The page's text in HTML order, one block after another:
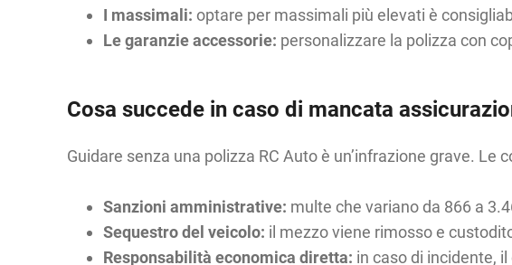
I massimali: optare per massimali più elevati è
Le garanzie accessorie: personalizzare la polizza con
Cosa succede in caso di mancata
Guidare senza una polizza RC Auto è un’infrazione grave. Le
Sanzioni amministrative: multe che variano da 866 a
Sequestro del veicolo: il mezzo viene rimosso e
Responsabilità economica diretta: in caso di incidente,